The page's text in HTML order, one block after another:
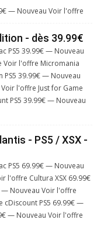
— Nouveau Voir l'offre
- dès 39.99€
PS5 39.99€ — Nouveau
Voir l'offre Micromania
PS5 39.99€ — Nouveau
l'offre Just for Game
PS5 39.99€ — Nouveau
- PS5 / XSX -
PS5 69.99€ — Nouveau
l'offre Cultura XSX 69.99€
— Nouveau Voir l'offre
cDiscount PS5 69.99€ —
— Nouveau Voir l'offre